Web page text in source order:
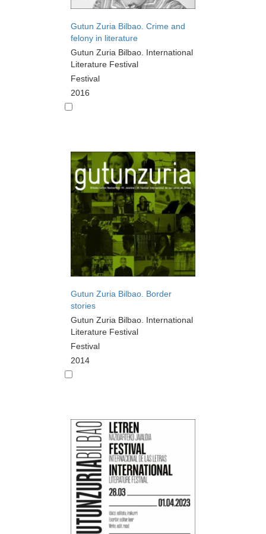
Gutun Zuria Bilbao. Crime and
felony in literature
Gutun Zuria Bilbao. International
Literature Festival
Festival
2016
Gutun Zuria Bilbao. Border
stories
Gutun Zuria Bilbao. International
Literature Festival
Festival
2014